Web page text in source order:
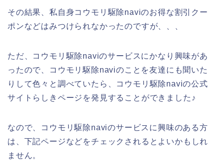
その結果、私自身コウモリ駆除naviのお得な割引クー
ポンなどはみつけられなかったのですが、、、
ただ、コウモリ駆除naviのサービスにかなり興味があ
ったので、コウモリ駆除naviのことを友達にも聞いた
りして色々と調べていたら、コウモリ駆除naviの公式
サイトらしきページを発見することができました♪
なので、コウモリ駆除naviのサービスに興味のある方
は、下記ページなどをチェックされるとよいかもしれ
ません。